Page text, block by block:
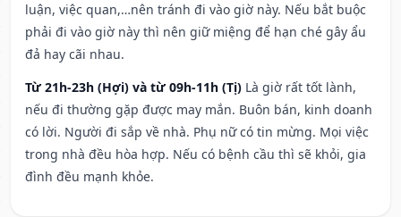
luận, việc quan,…nên tránh đi vào giờ này. Nếu bắt buộc
phải đi vào giờ này thì nên giữ miệng để hạn ché gây ẩu
đả hay cãi nhau.
Từ 21h-23h (Hợi) và từ 09h-11h (Tị) Là giờ rất tốt lành,
nếu đi thường gặp được may mắn. Buôn bán, kinh doanh
có lời. Người đi sắp về nhà. Phụ nữ có tin mừng. Mọi việc
trong nhà đều hòa hợp. Nếu có bệnh cầu thì sẽ khỏi, gia
đình đều mạnh khỏe.